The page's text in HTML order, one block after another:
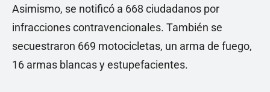
Asimismo, se notificó a 668 ciudadanos por
infracciones contravencionales. También se
secuestraron 669 motocicletas, un arma de fuego,
16 armas blancas y estupefacientes.